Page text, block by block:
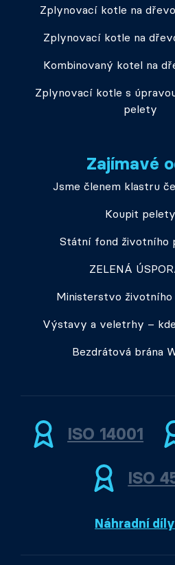
Zplynovací kotle na
Zplynovací kotle na
Kombinovaný kotel na
Zplynovací kotle s
pelety
Zajímavé
Jsme členem klastru
Koupit pelety
Státní fond životního
ZELENÁ
Ministerstvo
Výstavy a veletrhy –
Bezdrátová brána
ISO 14001
ISO
Náhradní díly